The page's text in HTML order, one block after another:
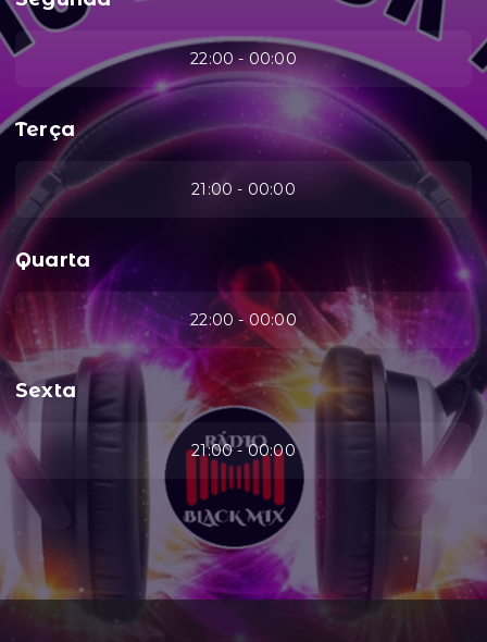
22:00 - 00:00
Terça
21:00 - 00:00
Quarta
22:00 - 00:00
Sexta
21:00 - 00:00